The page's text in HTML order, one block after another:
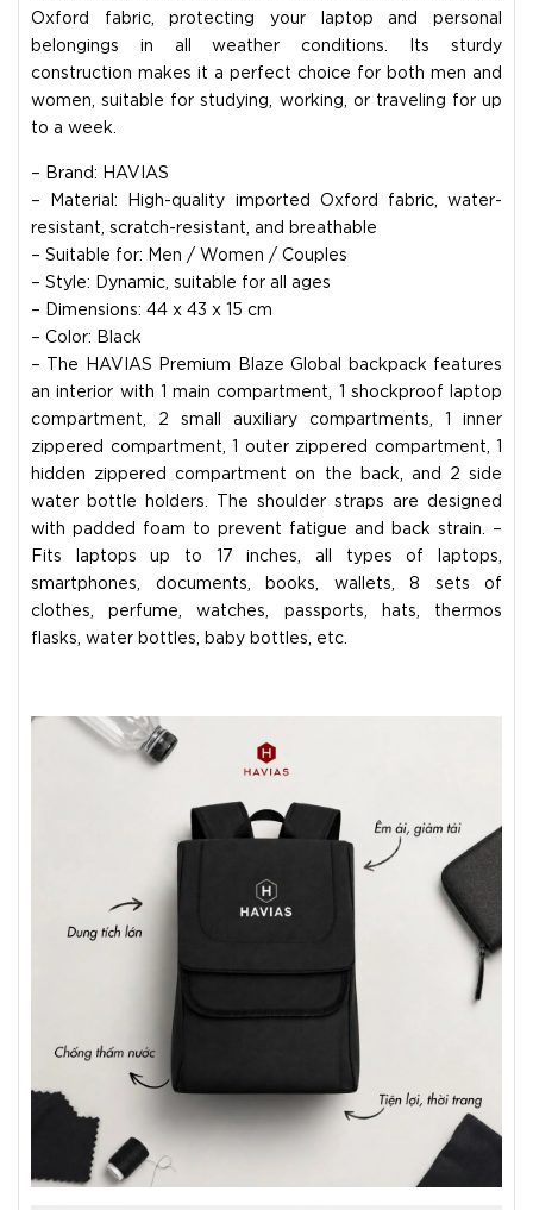
Oxford fabric, protecting your laptop and personal
belongings in all weather conditions. Its sturdy
construction makes it a perfect choice for both men and
women, suitable for studying, working, or traveling for up
to a week.
– Brand: HAVIAS
– Material: High-quality imported Oxford fabric, water-
resistant, scratch-resistant, and breathable
– Suitable for: Men / Women / Couples
– Style: Dynamic, suitable for all ages
– Dimensions: 44 x 43 x 15 cm
– Color: Black
– The HAVIAS Premium Blaze Global backpack features
an interior with 1 main compartment, 1 shockproof laptop
compartment, 2 small auxiliary compartments, 1 inner
zippered compartment, 1 outer zippered compartment, 1
hidden zippered compartment on the back, and 2 side
water bottle holders. The shoulder straps are designed
with padded foam to prevent fatigue and back strain. –
Fits laptops up to 17 inches, all types of laptops,
smartphones, documents, books, wallets, 8 sets of
clothes, perfume, watches, passports, hats, thermos
flasks, water bottles, baby bottles, etc.